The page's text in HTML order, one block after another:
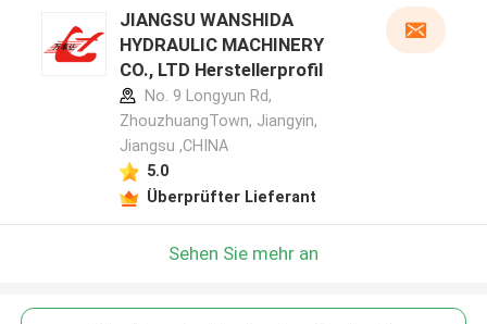
JIANGSU WANSHIDA
HYDRAULIC MACHINERY
CO., LTD Herstellerprofil
No. 9 Longyun Rd,
ZhouzhuangTown, Jiangyin,
Jiangsu ,CHINA
5.0
Überprüfter Lieferant
Sehen Sie mehr an